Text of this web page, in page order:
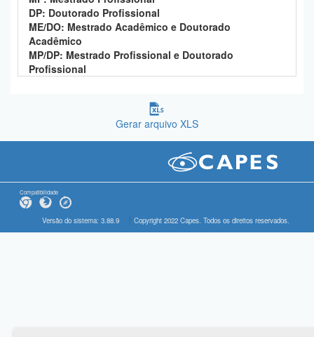
DP: Doutorado Profissional
ME/DO: Mestrado Acadêmico e Doutorado
Acadêmico
MP/DP: Mestrado Profissional e Doutorado
Profissional
Gerar arquivo XLS
Compatibilidade
Versão do sistema: 3.88.9 Copyright 2022 Capes. Todos os direitos reservados.